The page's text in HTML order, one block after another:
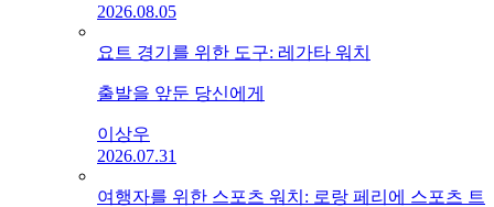
2026.08.05
요트 경기를 위한 도구: 레가타 워치
출발을 앞둔 당신에게
이상우
2026.07.31
여행자를 위한 스포츠 워치: 로랑 페리에 스포츠 트